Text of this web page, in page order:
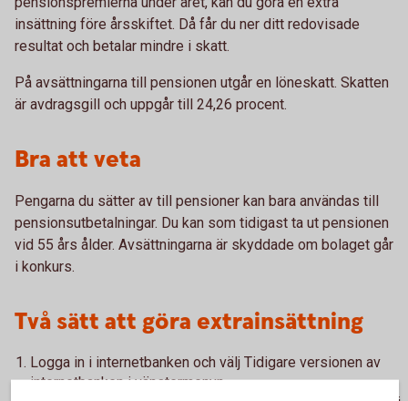
insättning före årsskiftet. Då får du ner ditt redovisade
resultat och betalar mindre i skatt.
På avsättningarna till pensionen utgår en löneskatt. Skatten
är avdragsgill och uppgår till 24,26 procent.
Bra att veta
Pengarna du sätter av till pensioner kan bara användas till
pensionsutbetalningar. Du kan som tidigast ta ut pensionen
vid 55 års ålder. Avsättningarna är skyddade om bolaget går
i konkurs.
Två sätt att göra extrainsättning
Logga in i internetbanken och välj Tidigare versionen av
internetbanken i vänstermenyn.